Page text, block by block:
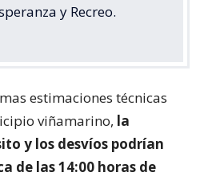
y Recreo.
estimaciones técnicas
viñamarino, la
y los desvíos podrían
de las 14:00 horas de